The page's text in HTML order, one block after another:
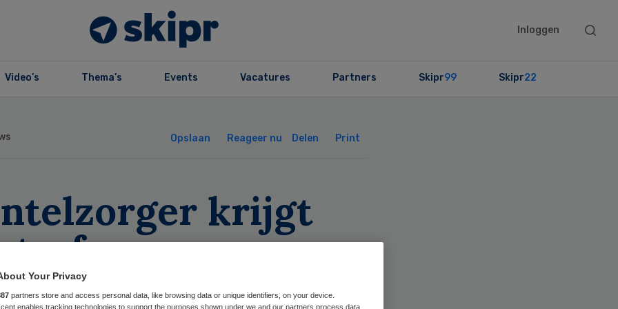
Inloggen
Search
Video’s Thema’s Events Vacatures Partners Skipr99 Skipr22
Opslaan Reageer nu Delen Print
krijgt
voor
Your Privacy
partners store and access personal data, like browsing data or unique identifiers, on your device.
enables tracking technologies to support the purposes shown under we and our partners process data